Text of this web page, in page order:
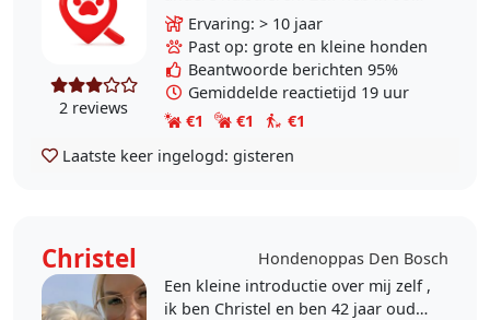
2 reviews
altijd honden gehad. Een bastaard
en een toypoedel. Sinds het
overlijden van mijn..
Ervaring: > 10 jaar
Past op: grote en kleine honden
Beantwoorde berichten 95%
Gemiddelde reactietijd 19 uur
€1
€1
€1
Laatste keer ingelogd: gisteren
Christel Hondenoppas Den Bosch
Een kleine introductie over mij zelf ,
ik ben Christel en ben 42 jaar oud